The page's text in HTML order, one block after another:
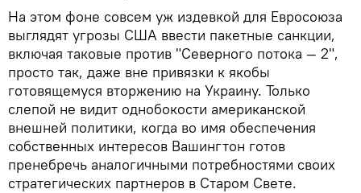
На этом фоне совсем уж издевкой для Евросоюза
выглядят угрозы США ввести пакетные санкции,
включая таковые против "Северного потока — 2",
просто так, даже вне привязки к якобы
готовящемуся вторжению на Украину. Только
слепой не видит однобокости американской
внешней политики, когда во имя обеспечения
собственных интересов Вашингтон готов
пренебречь аналогичными потребностями своих
стратегических партнеров в Старом Свете.